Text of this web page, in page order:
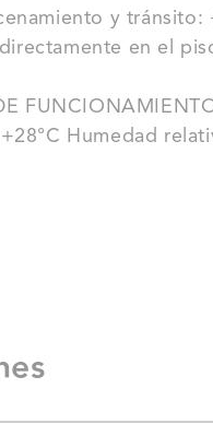
y tránsito:
en el
Humedad